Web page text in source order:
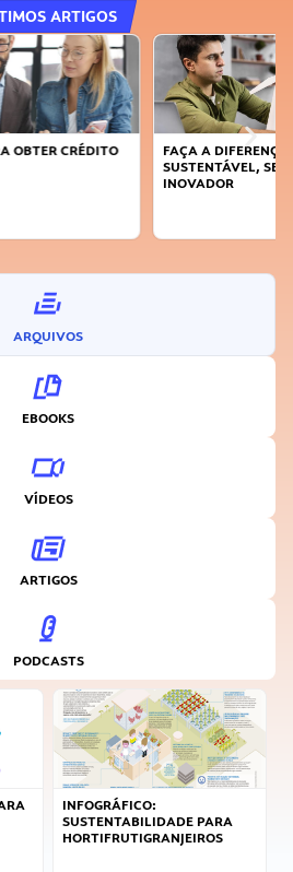
ARTIGOS
FAÇA A DIFERENÇA: SEJA
SUSTENTÁVEL, SEJA
ARQUIVOS
EBOOKS
VÍDEOS
ARTIGOS
PODCASTS
INFOGRÁFICO:
SUSTENTABILIDADE PARA
HORTIFRUTIGRANJEIROS